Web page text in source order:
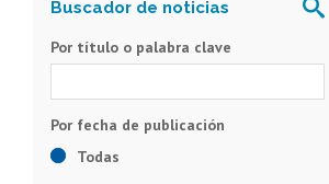
Por título o palabra clave
Todas